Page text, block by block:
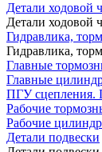
Детали ходовой
Детали ходовой
Гидравлика,
Гидравлика,
Главные
Главные
ПГУ сцепления.
Рабочие
Рабочие
Детали подвески